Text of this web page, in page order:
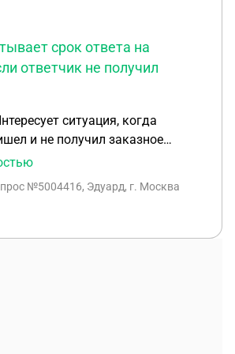
срок ответа на
ответчик не получил
ситуация, когда
и не получил заказное
на почту.Как будет
(в самой претензии срок 10 дней
момент подать иск ?
№5004416, Эдуард, г. Москва